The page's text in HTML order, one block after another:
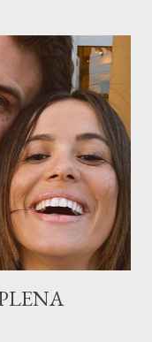
Carol Pagés nos
Rosa en RCE
jueves de 17 a 18
Pagés La cita ,en el
reunió a figuras
y medios
bajo el lema “Cien